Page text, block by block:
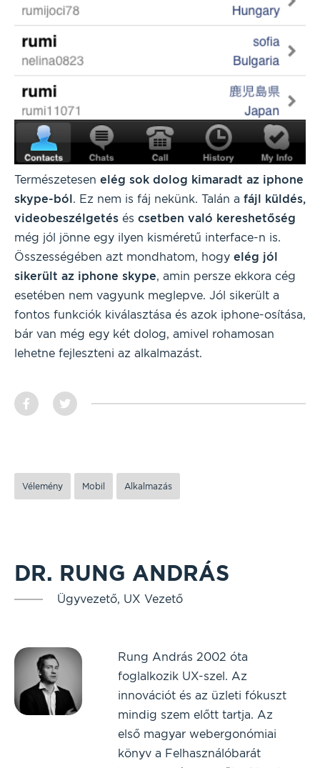
Természetesen elég sok dolog kimaradt az iphone
skype-ból. Ez nem is fáj nekünk. Talán a fájl küldés,
videobeszélgetés és csetben való kereshetőség
még jól jönne egy ilyen kisméretű interface-n is.
Összességében azt mondhatom, hogy elég jól
sikerült az iphone skype, amin persze ekkora cég
esetében nem vagyunk meglepve. Jól sikerült a
fontos funkciók kiválasztása és azok iphone-osítása,
bár van még egy két dolog, amivel rohamosan
lehetne fejleszteni az alkalmazást.
Vélemény Mobil Alkalmazás
DR. RUNG ANDRÁS
Ügyvezető, UX Vezető
Rung András 2002 óta
foglalkozik UX-szel. Az
innovációt és az üzleti fókuszt
mindig szem előtt tartja. Az
első magyar webergonómiai
könyv a Felhasználóbarát